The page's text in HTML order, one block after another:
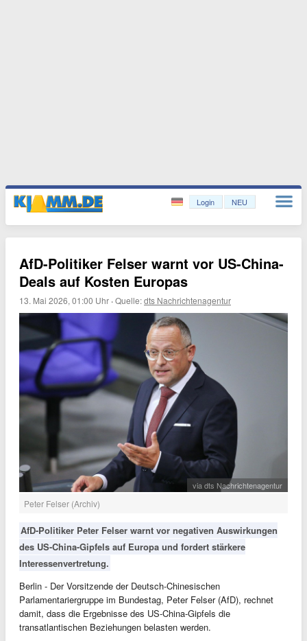
Login NEU
AfD-Politiker Felser warnt vor US-China-
Deals auf Kosten Europas
13. Mai 2026, 01:00 Uhr ·Quelle:dts Nachrichtenagentur
via dts Nachrichtenagentur
Peter Felser (Archiv)
AfD-Politiker Peter Felser warnt vor negativen Auswirkungen
des US-China-Gipfels auf Europa und fordert stärkere
Interessenvertretung.
Berlin - Der Vorsitzende der Deutsch-Chinesischen
Parlamentariergruppe im Bundestag, Peter Felser (AfD), rechnet
damit, dass die Ergebnisse des US-China-Gipfels die
transatlantischen Beziehungen belasten werden.